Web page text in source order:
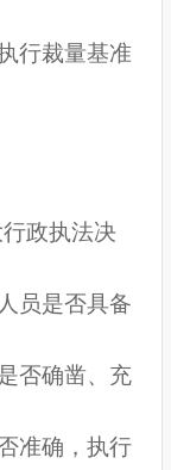
行裁量基准
政执法决
员是否具备
否确凿、充
准确，执行